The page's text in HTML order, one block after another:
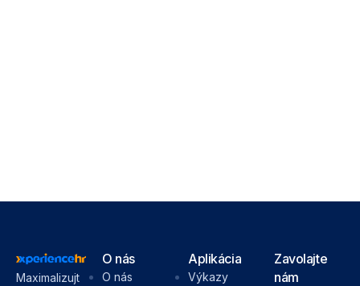
Maximalizujt
O nás
O nás
Aplikácia​
Výkazy
Zavolajte
nám